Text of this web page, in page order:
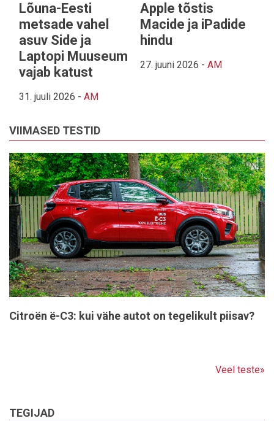
Lõuna-Eesti
metsade vahel
asuv Side ja
Laptopi Muuseum
vajab katust
31. juuli 2026 - AM
Apple tõstis
Macide ja iPadide
hindu
27. juuni 2026 - AM
VIIMASED TESTID
Citroën ë-C3: kui vähe autot on tegelikult piisav?
Veel teste»
TEGIJAD